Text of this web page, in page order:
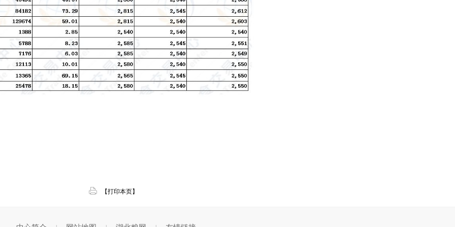
【打印本页】